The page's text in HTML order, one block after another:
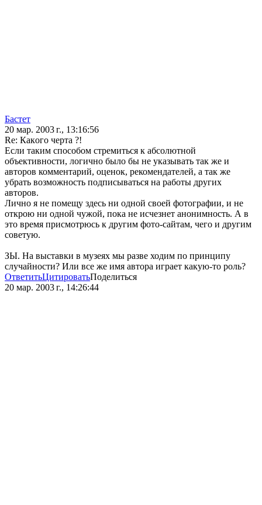
Бастет
20 мар. 2003 г., 13:16:56
Re: Кaкoгo чертa ?!
Если таким способом стремиться к абсолютной
объективности, логично было бы не указывать так же и
авторов комментарий, оценок, рекомендателей, а так же
убрать возможность подписываться на работы других
авторов.
Лично я не помещу здесь ни одной своей фотографии, и не
открою ни одной чужой, пока не исчезнет анонимность. А в
это время присмотрюсь к другим фото-сайтам, чего и другим
советую.
ЗЫ. На выставки в музеях мы разве ходим по принципу
случайности? Или все же имя автора играет какую-то роль?
ОтветитьЦитироватьПоделиться
20 мар. 2003 г., 14:26:44